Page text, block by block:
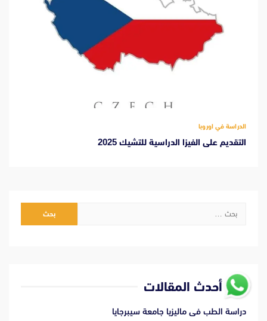
الدراسة في اوروبا
التقديم على الفيزا الدراسية للتشيك 2025
البحث
أحدث المقالات
دراسة الطب فى ماليزيا جامعة سيبرجايا